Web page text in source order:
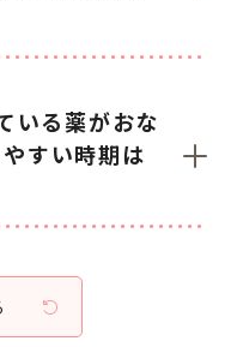
いる薬がおな
すい時期は